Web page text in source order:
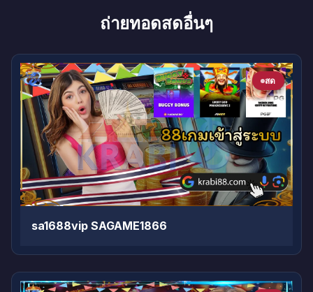
ถ่ายทอดสดอื่นๆ
สด
sa1688vip SAGAME1866